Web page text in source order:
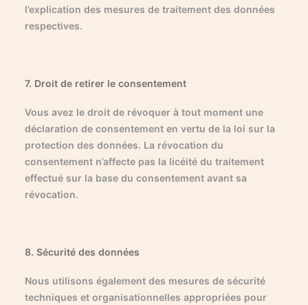
l’explication des mesures de traitement des données
respectives.
7. Droit de retirer le consentement
Vous avez le droit de révoquer à tout moment une
déclaration de consentement en vertu de la loi sur la
protection des données. La révocation du
consentement n’affecte pas la licéité du traitement
effectué sur la base du consentement avant sa
révocation.
8. Sécurité des données
Nous utilisons également des mesures de sécurité
techniques et organisationnelles appropriées pour